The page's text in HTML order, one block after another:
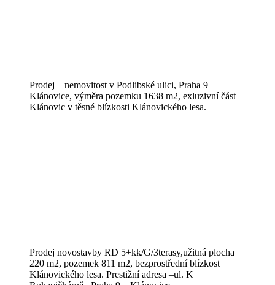
Prodej – nemovitost v Podlibské ulici, Praha 9 –
Klánovice, výměra pozemku 1638 m2, exluzivní část
Klánovic v těsné blízkosti Klánovického lesa.
Prodej novostavby RD 5+kk/G/3terasy,užitná plocha
220 m2, pozemek 811 m2, bezprostřední blízkost
Klánovického lesa. Prestižní adresa –ul. K